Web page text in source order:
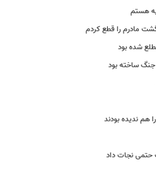
هستم
مادرم را قطع کردم
شده بود
ساخته بود
هم ندیده بودند
حتمی نجات داد